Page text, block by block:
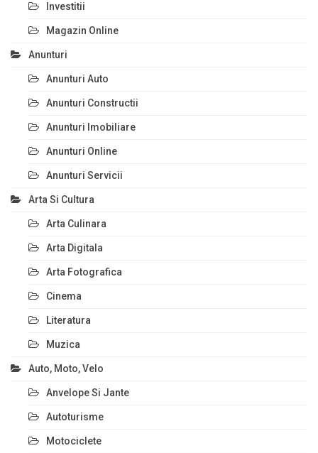
Investitii
Magazin Online
Anunturi
Anunturi Auto
Anunturi Constructii
Anunturi Imobiliare
Anunturi Online
Anunturi Servicii
Arta Si Cultura
Arta Culinara
Arta Digitala
Arta Fotografica
Cinema
Literatura
Muzica
Auto, Moto, Velo
Anvelope Si Jante
Autoturisme
Motociclete